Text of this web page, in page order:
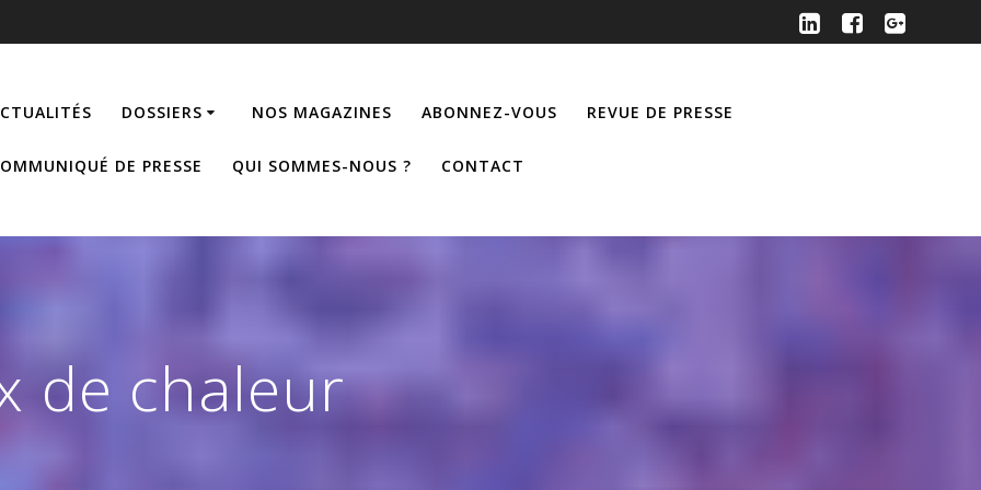
DOSSIERS NOS MAGAZINES ABONNEZ-VOUS REVUE DE PRESSE
DE PRESSE QUI SOMMES-NOUS ? CONTACT
de chaleur